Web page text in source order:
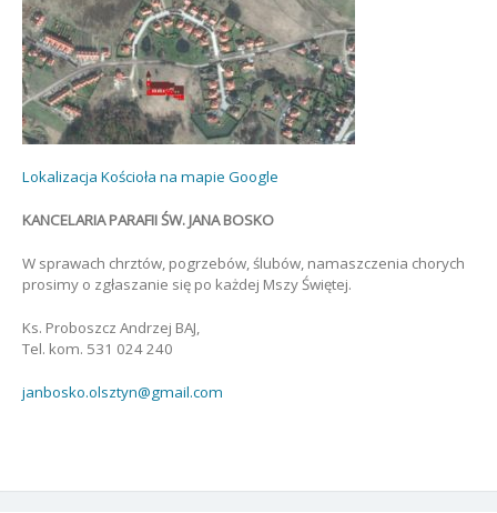
Lokalizacja Kościoła na mapie Google
KANCELARIA PARAFII ŚW. JANA BOSKO
W sprawach chrztów, pogrzebów, ślubów, namaszczenia chorych
prosimy o zgłaszanie się po każdej Mszy Świętej.
Ks. Proboszcz Andrzej BAJ,
Tel. kom. 531 024 240
janbosko.olsztyn@gmail.com